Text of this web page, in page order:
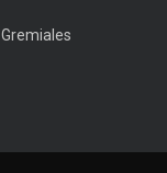
Gremiales